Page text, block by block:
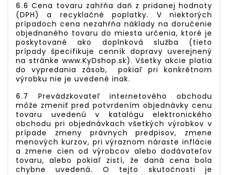
6.6 Cena tovaru zahŕňa daň z pridanej hodnoty
(DPH) a recyklačné poplatky. V niektorých
prípadoch cena nezahŕňa náklady na doručenie
objednaného tovaru do miesta určenia, ktoré je
poskytované ako doplnková služba (tieto
prípady špecifikuje cenník dopravy uverejnený
na stránke www.KyDshop.sk). Všetky akcie platia
do vypredania zásob, pokiaľ pri konkrétnom
výrobku nie je uvedené inak.
6.7 Prevádzkovateľ internetového obchodu
môže zmeniť pred potvrdením objednávky cenu
tovaru uvedenú v katalógu elektronického
obchodu pri objednávkach všetkých výrobkov v
prípade zmeny právnych predpisov, zmene
menových kurzov, pri výraznom náraste inflácie
a zmene cien od výrobcov alebo dodávateľov
tovaru, alebo pokiaľ zistí, že daná cena bola
chybne uvedená. O tejto skutočnosti je